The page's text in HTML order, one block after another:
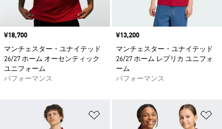
価格
¥18,700
マンチェスター・ユナイテッド
26/27 ホーム オーセンティック
ユニフォーム
パフォーマンス
価格
¥13,200
マンチェスター・ユナイテッド
26/27 ホーム レプリカ ユニフォ
ーム
パフォーマンス
ほしいものリストに追加